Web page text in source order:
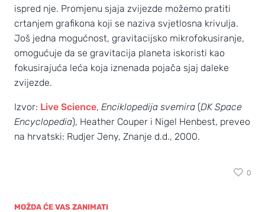
ispred nje. Promjenu sjaja zvijezde možemo pratiti
crtanjem grafikona koji se naziva svjetlosna krivulja.
Još jedna mogućnost, gravitacijsko mikrofokusiranje,
omogućuje da se gravitacija planeta iskoristi kao
fokusirajuća leća koja iznenada pojača sjaj daleke
zvijezde.
Izvor: Live Science, Enciklopedija svemira (DK Space
Encyclopedia), Heather Couper i Nigel Henbest, preveo
na hrvatski: Rudjer Jeny, Znanje d.d., 2000.
0
MOŽDA ĆE VAS ZANIMATI